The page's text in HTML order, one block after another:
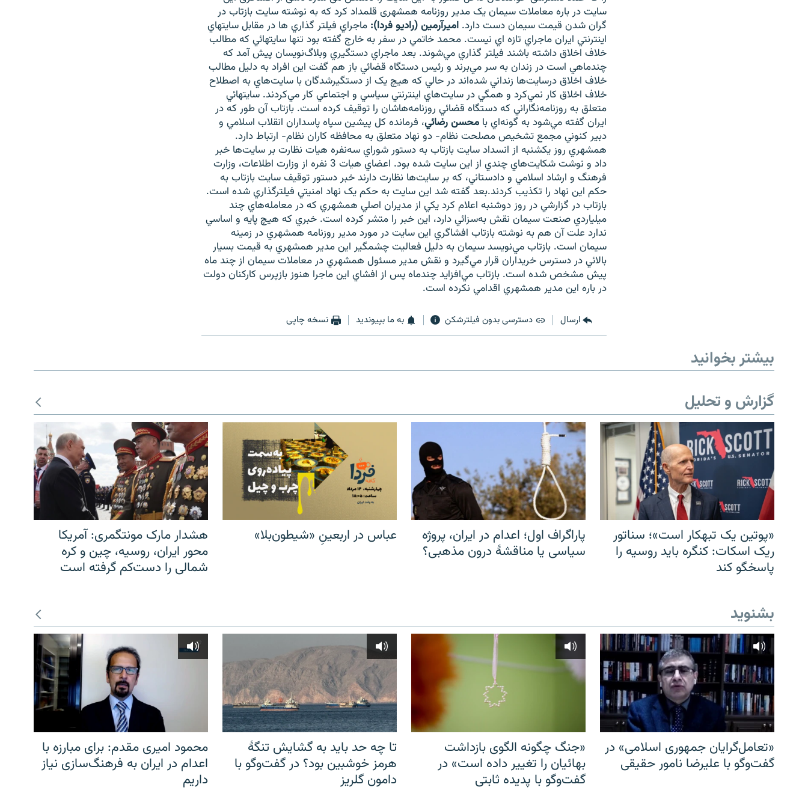
سایت در باره معاملات سیمان یک مدیر روزنامه همشهری قلمداد کرد که به نوشته سایت بازتاب در
گران شدن قیمت سیمان دست دارد.اميرآرمين (راديو فردا): ماجراي فيلتر گذاري ها در مقابل سايتهاي
اينترنتي ايران ماجراي تازه اي نيست. محمد خاتمي در سفر به خارج گفته بود تنها سايتهائي که مطالب
خلاف اخلاق داشته باشند فيلتر گذاري مي‌شوند. بعد ماجراي دستگيري وبلاگ‌نويسان پيش آمد که
چندماهي است در زندان به سر مي‌برند و رئيس دستگاه قضائي باز هم گفت اين افراد به دليل مطالب
خلاف اخلاق درسايت‌ها زنداني شده‌اند در حالي که هيچ يک از دستگيرشدگان با سايت‌هاي به اصطلاح
خلاف اخلاق کار نمي‌کرد و همگي در سايت‌هاي اينترنتي سياسي و اجتماعي کار مي‌کردند. سايتهائي
متعلق به روزنامه‌نگاراني که دستگاه قضائي روزنامه‌هاشان را توقيف کرده است. بازتاب آن طور که در
ايران گفته مي‌شود به گونه‌اي بامحسن رضائي، فرمانده کل پيشين سپاه پاسداران انقلاب اسلامي و
دبير کنوني مجمع تشخيص مصلحت نظام- دو نهاد متعلق به محافظه کاران نظام- ارتباط دارد.
همشهري روز يکشنبه از انسداد سايت بازتاب به دستور شوراي سه‌نفره هيات نظارت بر سايت‌ها خبر
داد و نوشت شکايت‌هاي چندي از اين سايت شده بود. اعضاي هيات 3 نفره از وزارت اطلاعات، وزارت
فرهنگ و ارشاد اسلامي و دادستاني، که بر سايت‌ها نظارت دارند خبر دستور توقيف سايت بازتاب به
حکم اين نهاد را تکذيب کردند.بعد گفته شد اين سايت به حکم يک نهاد امنيتي فيلترگذاري شده است.
بازتاب در گزارشي در روز دوشنبه اعلام کرد يکي از مديران اصلي همشهري که در معامله‌هاي چند
ميلياردي صنعت سيمان نقش به‌سزائي دارد، اين خبر را متشر کرده است. خبري که هيچ پايه و اساسي
ندارد علت آن هم به نوشته بازتاب افشاگري اين سايت در مورد مدير روزنامه همشهري در زمينه
سيمان است. بازتاب مي‌نويسد سيمان به دليل فعاليت چشمگير اين مدير همشهري به قيمت بسيار
بالائي در دسترس خريداران قرار مي‌گيرد و نقش مدير مسئول همشهري در معاملات سيمان از چند ماه
پيش مشخص شده است. بازتاب مي‌افزايد چندماه پس از افشاي اين ماجرا هنوز بازپرس کارکنان دولت
در باره اين مدير همشهري اقدامي نکرده است.
ارسال دسترسی بدون فیلترشکن به ما بپیوندید نسخه چاپی
بیشتر بخوانید
گزارش و تحلیل
«پوتین یک تبهکار است»؛ سناتور
ریک اسکات: کنگره باید روسیه را
پاسخگو کند
پاراگراف اول؛ اعدام در ایران، پروژه
سیاسی یا مناقشهٔ درون مذهبی؟
عباس در اربعینِ «شیطون‌بلا»
هشدار مارک مونتگمری: آمریکا
محور ایران، روسیه، چین و کره
شمالی را دست‌کم گرفته است
بشنوید
«تعامل‌گرایان جمهوری اسلامی» در
گفت‌وگو با علیرضا نامور حقیقی
«جنگ چگونه الگوی بازداشت
بهائیان را تغییر داده است» در
گفت‌وگو با پدیده ثابتی
تا چه حد باید به گشایش تنگهٔ
هرمز خوشبین بود؟ در گفت‌وگو با
دامون گلریز
محمود امیری مقدم: برای مبارزه با
اعدام در ایران به فرهنگ‌سازی نیاز
داریم